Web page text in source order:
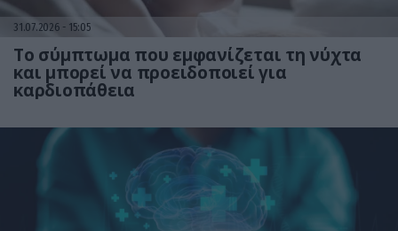
31.07.2026 15:05
Το σύμπτωμα που εμφανίζεται τη νύχτα
και μπορεί να προειδοποιεί για
καρδιοπάθεια